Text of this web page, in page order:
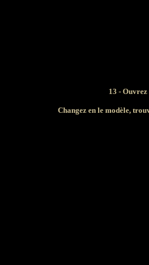
13 - Ouvrez
Changez en le modèle,